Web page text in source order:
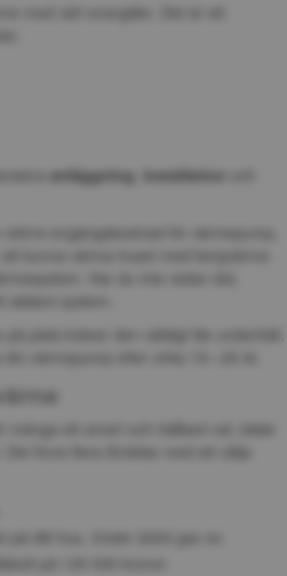
med vårt energilån. Det är ett
anläggning installation
engångskostnad för värmepump,
kunna värma huset med bergvärme
Har du inte redan det,
system.
plats kräver den väldigt lite underhåll.
värmepump efter cirka 15—20 år.
ett smart och hållbart val, både
finns flera fördelar med att välja
ditt hus. Under 2024 gav en
på 125 000 kronor